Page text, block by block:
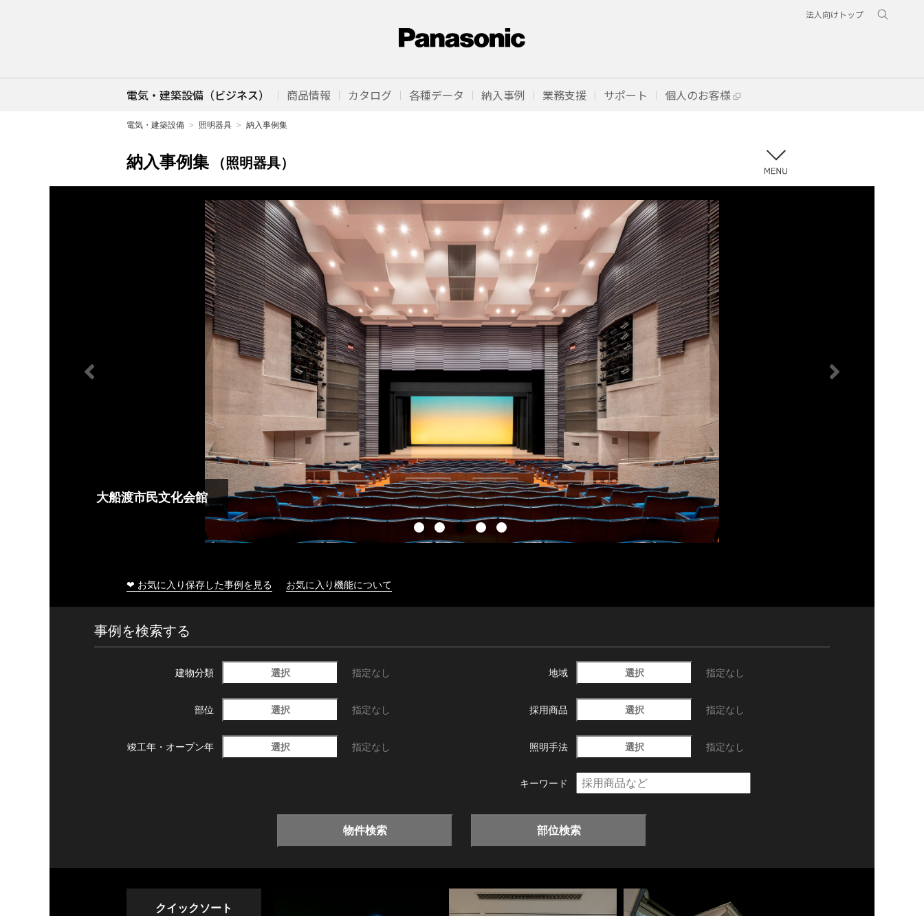
法人向けトップ
電気・建築設備（ビジネス） 商品情報 カタログ 各種データ 納入事例 業務支援 サポート 個人のお客様
電気・建築設備 照明器具 納入事例集
納入事例集 （照明器具）
大船渡市民文化会館
❤ お気に入り保存した事例を見る お気に入り機能について
事例を検索する
建物分類 選択 指定なし 地域 選択 指定なし
部位 選択 指定なし 採用商品 選択 指定なし
竣工年・ オープン年 選択 指定なし 照明手法 選択 指定なし
キーワード
物件検索 部位検索
クイックソート